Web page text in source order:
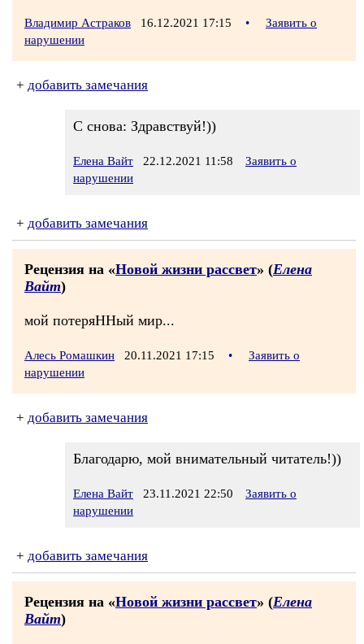
Владимир Астраков 16.12.2021 17:15 •
Заявить о
нарушении
+ добавить замечания
С снова: Здравствуй!))
Елена Вайт 22.12.2021 11:58
Заявить о
нарушении
+ добавить замечания
Рецензия на «Новой жизни рассвет» (Елена
Вайт)
мой потеряННый мир...
Алесь Ромашкин 20.11.2021 17:15 •
Заявить о
нарушении
+ добавить замечания
Благодарю, мой внимательный читатель!))
Елена Вайт 23.11.2021 22:50
Заявить о
нарушении
+ добавить замечания
Рецензия на «Новой жизни рассвет» (Елена
Вайт)